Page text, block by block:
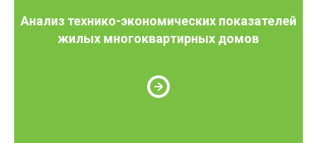
Анализ технико-экономических показателей
жилых многоквартирных домов